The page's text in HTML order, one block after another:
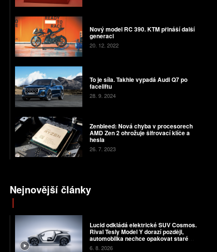
Nový model RC 390. KTM přináší další
generaci
20. 12. 2022
To je síla. Takhle vypadá Audi Q7 po
faceliftu
28. 9. 2024
Zenbleed: Nová chyba v procesorech
AMD Zen 2 ohrožuje šifrovací klíče a
hesla
26. 7. 2023
Nejnovější články
Lucid odkládá elektrické SUV Cosmos.
Rival Tesly Model Y dorazí později,
automobilka nechce opakovat staré
chyby
6. 8. 2026